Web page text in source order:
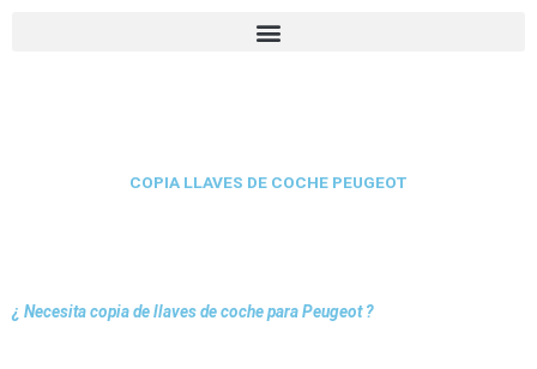
COPIA LLAVES DE COCHE PEUGEOT
¿ Necesita copia de llaves de coche para Peugeot ?